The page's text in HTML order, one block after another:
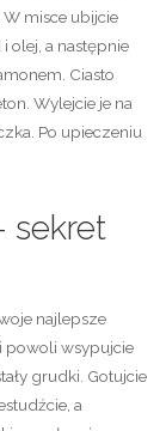
misce ubijcie
olej, a następnie
Ciasto
Wylejcie je na
Po upieczeniu
sekret
najlepsze
powoli wsypujcie
grudki. Gotujcie
a